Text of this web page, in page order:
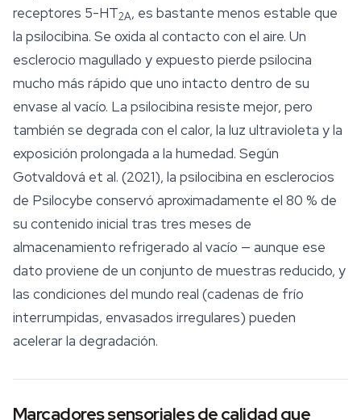
receptores 5-HT2A, es bastante menos estable que
la psilocibina. Se oxida al contacto con el aire. Un
esclerocio magullado y expuesto pierde psilocina
mucho más rápido que uno intacto dentro de su
envase al vacío. La psilocibina resiste mejor, pero
también se degrada con el calor, la luz ultravioleta y la
exposición prolongada a la humedad. Según
Gotvaldová et al. (2021), la psilocibina en esclerocios
de Psilocybe conservó aproximadamente el 80 % de
su contenido inicial tras tres meses de
almacenamiento refrigerado al vacío — aunque ese
dato proviene de un conjunto de muestras reducido, y
las condiciones del mundo real (cadenas de frío
interrumpidas, envasados irregulares) pueden
acelerar la degradación.
Marcadores sensoriales de calidad que